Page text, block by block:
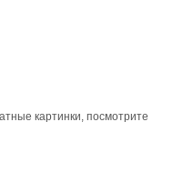
картинки, посмотрите